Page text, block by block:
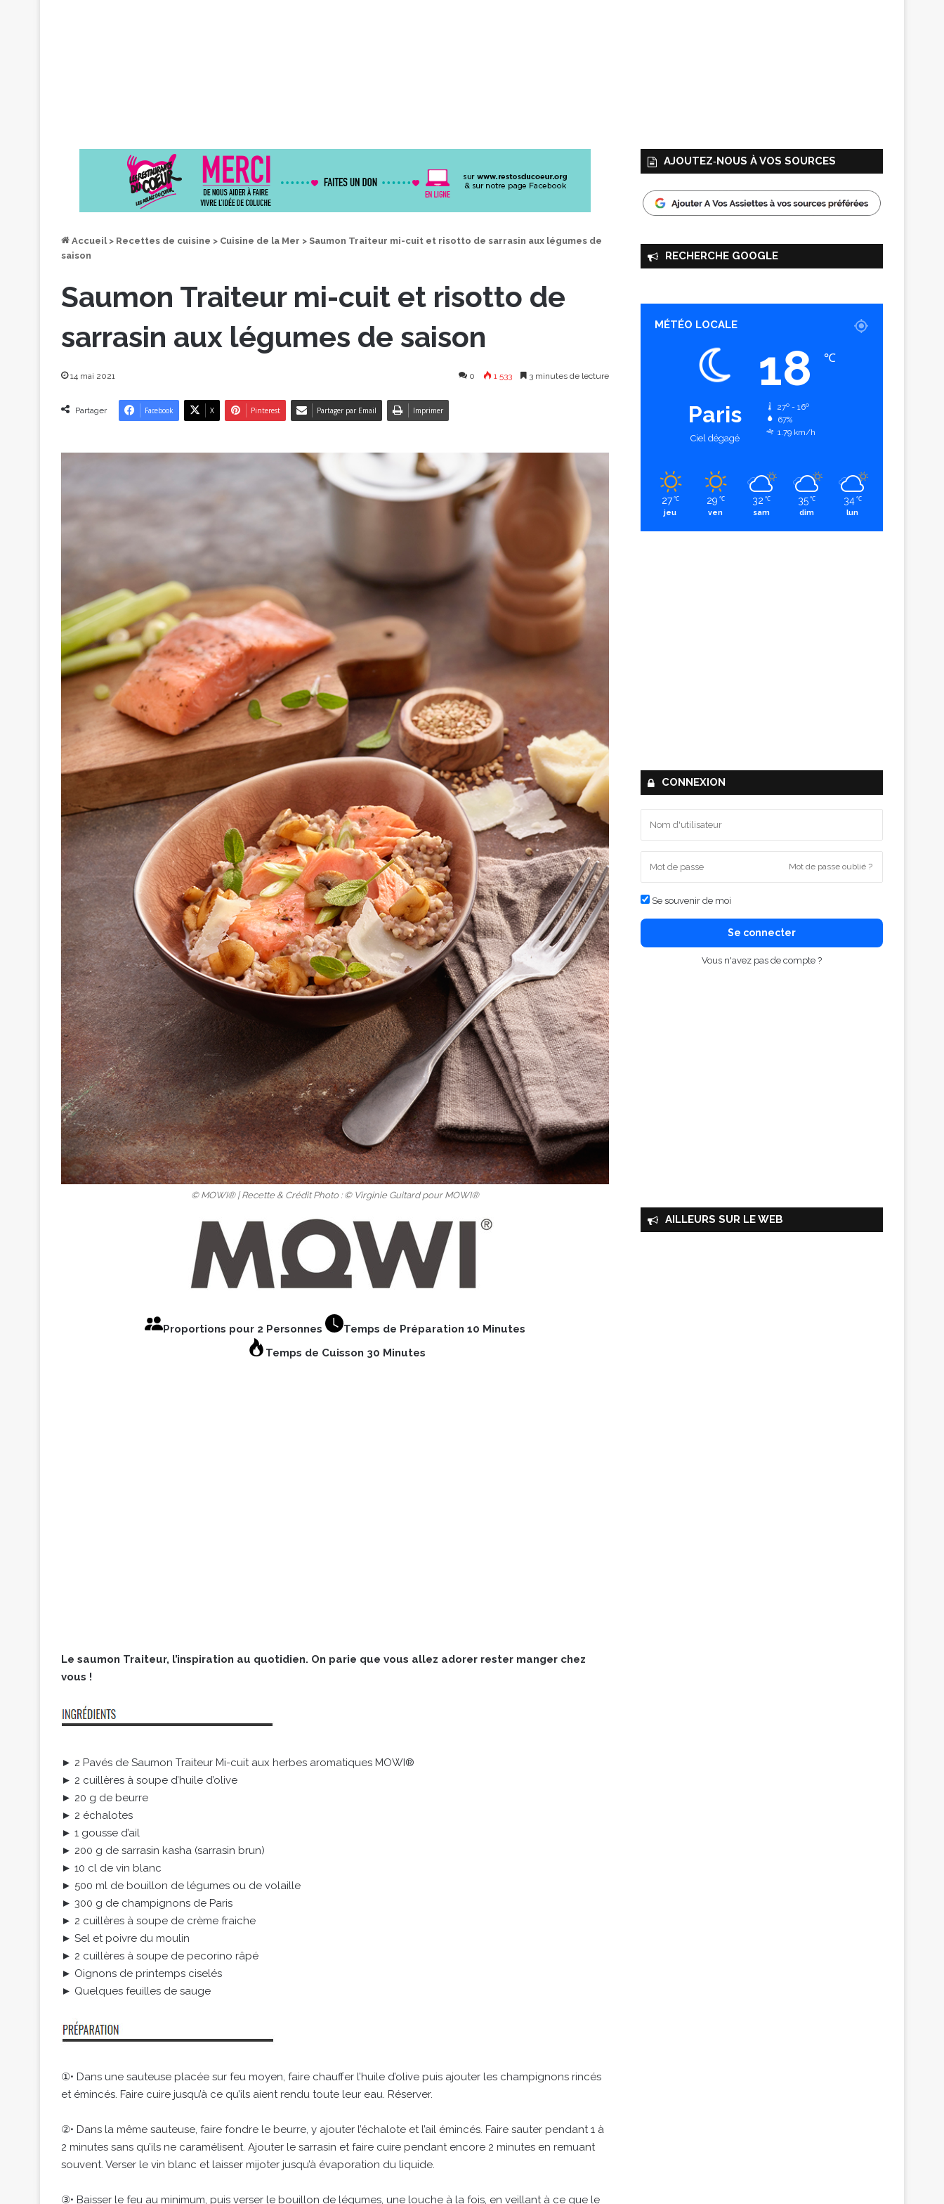
Accueil > Recettes de cuisine > Cuisine de la Mer > Saumon Traiteur mi-cuit et risotto de sarrasin aux légumes de
saison
Saumon Traiteur mi-cuit et risotto de
sarrasin aux légumes de saison
14 mai 2021 0 1 533 3 minutes de lecture
Partager Facebook X Pinterest Partager par Email Imprimer
© MOWI® | Recette & Crédit Photo : © Virginie Guitard pour MOWI®
Proportions pour 2 Personnes
Temps de Préparation 10 Minutes
Temps de Cuisson 30 Minutes
Le saumon Traiteur, l’inspiration au quotidien. On parie que vous allez adorer rester manger chez
vous !
► 2 Pavés de Saumon Traiteur Mi-cuit aux herbes aromatiques MOWI®
► 2 cuillères à soupe d’huile d’olive
► 20 g de beurre
► 2 échalotes
► 1 gousse d’ail
► 200 g de sarrasin kasha (sarrasin brun)
► 10 cl de vin blanc
► 500 ml de bouillon de légumes ou de volaille
► 300 g de champignons de Paris
► 2 cuillères à soupe de crème fraiche
► Sel et poivre du moulin
► 2 cuillères à soupe de pecorino râpé
► Oignons de printemps ciselés
► Quelques feuilles de sauge
①• Dans une sauteuse placée sur feu moyen, faire chauffer l’huile d’olive puis ajouter les champignons rincés
et émincés. Faire cuire jusqu’à ce qu’ils aient rendu toute leur eau. Réserver.
②• Dans la même sauteuse, faire fondre le beurre, y ajouter l’échalote et l’ail émincés. Faire sauter pendant 1 à
2 minutes sans qu’ils ne caramélisent. Ajouter le sarrasin et faire cuire pendant encore 2 minutes en remuant
souvent. Verser le vin blanc et laisser mijoter jusqu’à évaporation du liquide.
③• Baisser le feu au minimum, puis verser le bouillon de légumes, une louche à la fois, en veillant à ce que le
AJOUTEZ‑NOUS À VOS SOURCES
RECHERCHE GOOGLE
MÉTÉO LOCALE
Paris
Ciel dégagé
18 ℃
27º - 16º
67%
1.79 km/h
27 ℃
jeu
29 ℃
ven
32 ℃
sam
35 ℃
dim
34 ℃
lun
CONNEXION
Mot de passe oublié ?
Se souvenir de moi
Se connecter
Vous n'avez pas de compte ?
AILLEURS SUR LE WEB